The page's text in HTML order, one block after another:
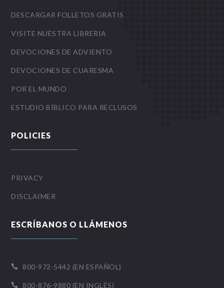
DESCARGAR FOLLETOS GRATIS
VISITE NUESTRA LIBRERIA
DEVOCIONES DE ADVIENTO
DEVOCIONES DE CUARESMA
POR EL MUNDO
ESTUDIO BÍBLICO PARA RECLUSOS
POLICIES
PRIVACY
DISCLAIMER
ESCRÍBANOS O LLÁMENOS
 800-972-5442 (EN ESPAÑOL)
 800-876-9880 (EN INGLÉS)